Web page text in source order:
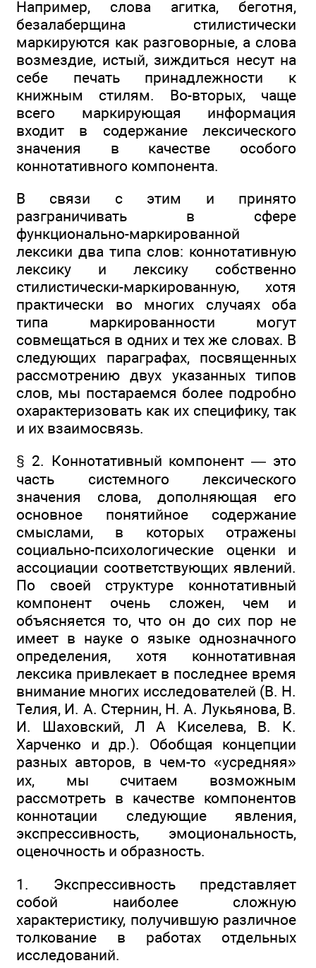
Например, слова агитка, беготня,
безалаберщина стилистически
маркируются как разговорные, а слова
возмездие, истый, зиждиться несут на
себе печать принадлежности к
книжным стилям. Во-вторых, чаще
всего маркирующая информация
входит в содержание лексического
значения в качестве особого
коннотативного компонента.
В связи с этим и принято
разграничивать в сфере
функционально-маркированной
лексики два типа слов: коннотативную
лексику и лексику собственно
стилистически-маркированную, хотя
практически во многих случаях оба
типа маркированности могут
совмещаться в одних и тех же словах. В
следующих параграфах, посвященных
рассмотрению двух указанных типов
слов, мы постараемся более подробно
охарактеризовать как их специфику, так
и их взаимосвязь.
§ 2. Коннотативный компонент — это
часть системного лексического
значения слова, дополняющая его
основное понятийное содержание
смыслами, в которых отражены
социально-психологические оценки и
ассоциации соответствующих явлений.
По своей структуре коннотативный
компонент очень сложен, чем и
объясняется то, что он до сих пор не
имеет в науке о языке однозначного
определения, хотя коннотативная
лексика привлекает в последнее время
внимание многих исследователей (В. Н.
Телия, И. А. Стернин, Н. А. Лукьянова, В.
И. Шаховский, Л А Киселева, В. К.
Харченко и др.). Обобщая концепции
разных авторов, в чем-то «усредняя»
их, мы считаем возможным
рассмотреть в качестве компонентов
коннотации следующие явления,
экспрессивность, эмоциональность,
оценочность и образность.
1. Экспрессивность представляет
собой наиболее сложную
характеристику, получившую различное
толкование в работах отдельных
исследований.